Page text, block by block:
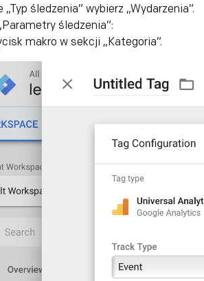
śledzenia” wybierz „Wydarzenia”.
śledzenia”:
makro w sekcji „Kategoria”.